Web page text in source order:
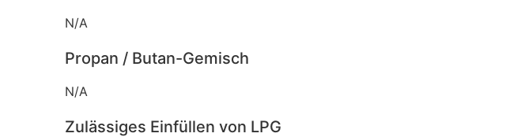
N/A
Propan / Butan-Gemisch
N/A
Zulässiges Einfüllen von LPG